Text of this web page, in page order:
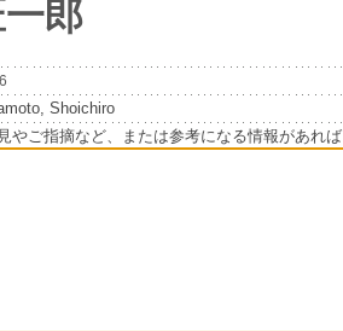
郎
Shoichiro
やご指摘など、または参考になる情報があれ